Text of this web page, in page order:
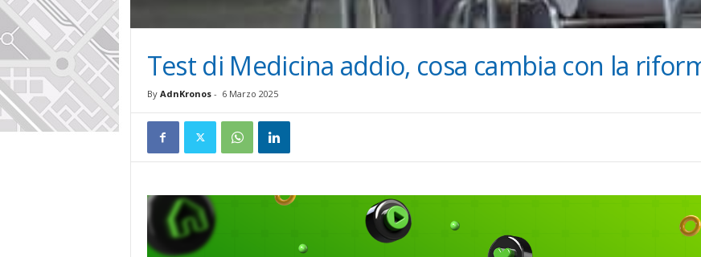
Test di Medicina addio, cosa cambia con la
By AdnKronos- 6 Marzo 2025